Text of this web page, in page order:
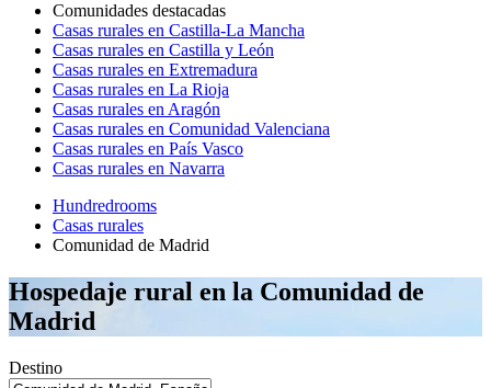
Comunidades destacadas
Casas rurales en Castilla-La Mancha
Casas rurales en Castilla y León
Casas rurales en Extremadura
Casas rurales en La Rioja
Casas rurales en Aragón
Casas rurales en Comunidad Valenciana
Casas rurales en País Vasco
Casas rurales en Navarra
Hundredrooms
Casas rurales
Comunidad de Madrid
Hospedaje rural en la Comunidad de
Madrid
Destino